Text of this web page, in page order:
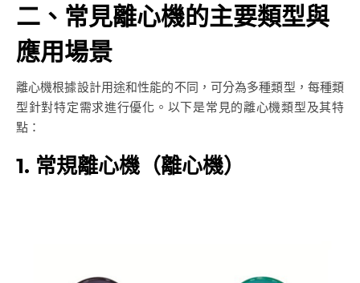
二、常見離心機的主要類型與
應用場景
離心機根據設計用途和性能的不同，可分為多種類型，每種類
型針對特定需求進行優化。以下是常見的離心機類型及其特
點：
1. 常規離心機（離心機）